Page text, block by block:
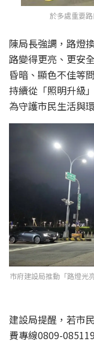
於多處重要
陳局長強調，路燈
路變得更亮、更安
昏暗、顯色不佳等
持續從「照明升級
為守護市民生活與
市府建設局推動「路燈光
建設局提醒，若市
費專線0809-